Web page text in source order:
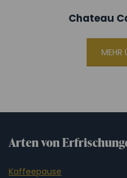
Chateau
MEHR
Arten von
Kaffeepause